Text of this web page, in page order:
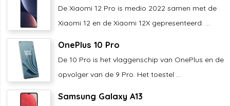
De Xiaomi 12 Pro is medio 2022 samen met de
Xiaomi 12 en de Xiaomi 12X gepresenteerd. ...
OnePlus 10 Pro
De 10 Pro is het vlaggenschip van OnePlus en de
opvolger van de 9 Pro. Het toestel ...
Samsung Galaxy A13